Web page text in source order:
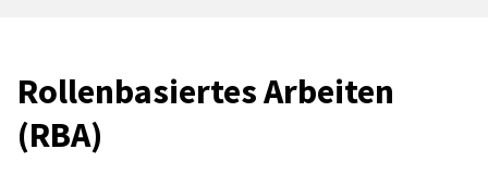
Rollen­ba­sier­tes Arbei­ten
(RBA)